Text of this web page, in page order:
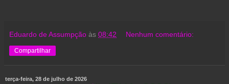
Eduardo de Assumpção às 08:42 Nenhum comentário:
Compartilhar
terça-feira, 28 de julho de 2026